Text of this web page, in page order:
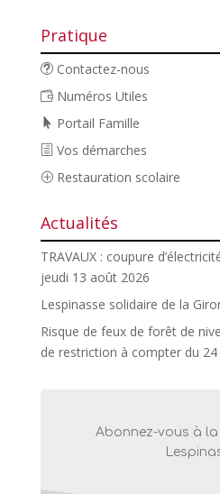
Pratique
Contactez-nous
Numéros Utiles
Portail Famille
Vos démarches
Restauration scolaire
Actualités
TRAVAUX : coupure
jeudi 13 août 2026
Lespinasse solidaire de la
Risque de feux de forêt de
de restriction à compter du
Abonnez-vous à